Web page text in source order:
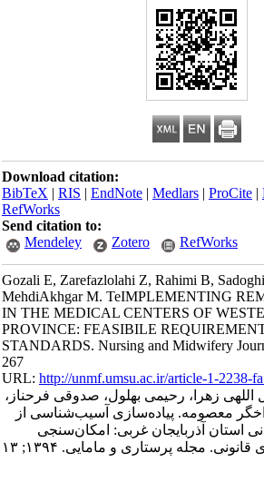
Download citation:
BibTeX|RIS|EndNote|Medlars|ProCite
RefWorks
Send citation to:
Mendeley
Zotero RefWorks
Gozali E, Zarefazlolahi Z, Rahimi B,
MehdiAkhgar M. TeIMPLEMENTING
IN THE MEDICAL CENTERS OF
PROVINCE: FEASIBILE
STANDARDS. Nursing and Midwifery
267
URL:http://unmf.umsu.ac.ir/article-1-2238-
زهرا، رحیمی بهلول، صدوقی فرحناز،
معصومه. پیاده‌سازی آسیب‌شناسی از
استان آذربایجان غربی: امکان‌سنجی
الزامات و استانداردهای قانونی. مجله پرستاری و مامایی. ۱۳۹۴; ۱۳